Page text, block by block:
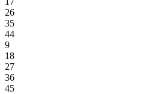
26
35
44
9
18
27
36
45